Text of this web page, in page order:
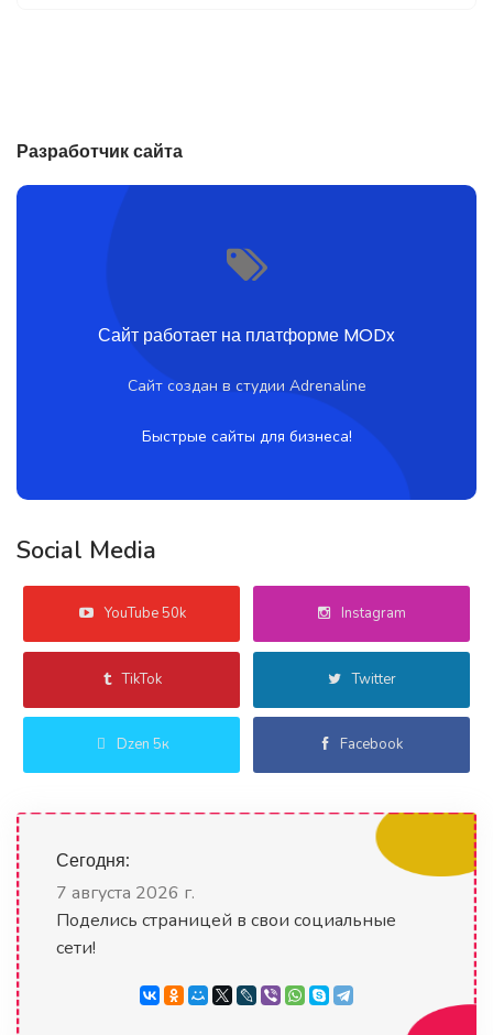
Разработчик сайта
Сайт работает на платформе MODx
Сайт создан в студии Adrenaline
Быстрые сайты для бизнеса!
Social Media
YouTube 50k Instagram
TikTok Twitter
Dzen 5к Facebook
Сегодня:
7 августа 2026 г.
Поделись страницей в свои социальные
сети!